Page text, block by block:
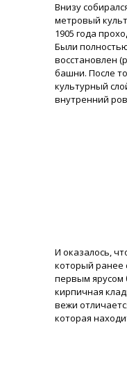
Внизу
метровый
1905 года
Были
восстановлен
башни. После
культурный
внутренний
И оказалось,
который ранее
первым ярусом
кирпичная
вежи
которая